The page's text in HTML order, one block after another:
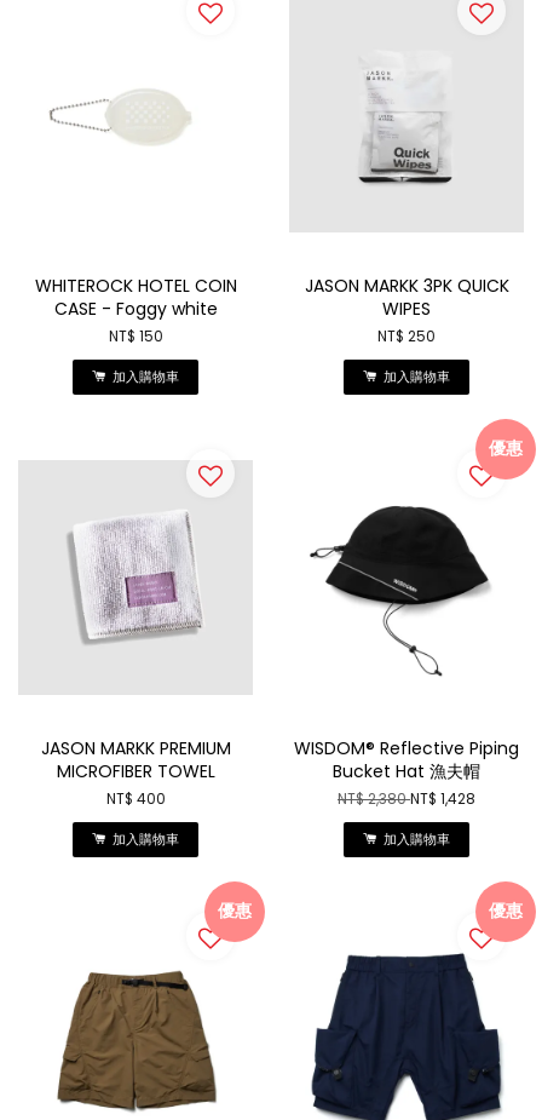
WHITEROCK HOTEL COIN
CASE - Foggy white
NT$ 150
加入購物車
JASON MARKK 3PK QUICK
WIPES
NT$ 250
加入購物車
JASON MARKK PREMIUM
MICROFIBER TOWEL
NT$ 400
加入購物車
優惠
WISDOM® Reflective Piping
Bucket Hat 漁夫帽
NT$ 2,380NT$ 1,428
加入購物車
優惠 優惠